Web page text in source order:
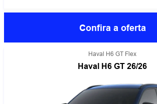
Confira a oferta
Haval H6 GT Flex
Haval H6 GT 26/26